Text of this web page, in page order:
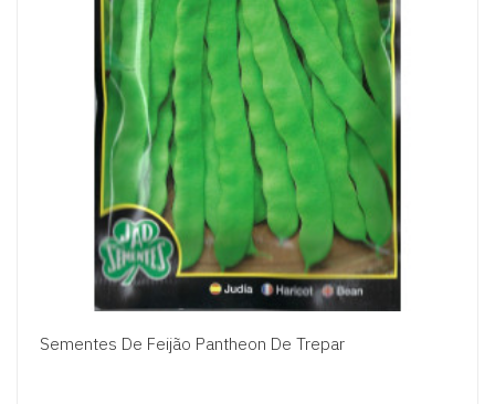
Sementes De Feijão Pantheon De Trepar